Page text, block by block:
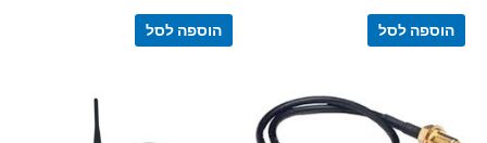
הוספה לסל הוספה לסל